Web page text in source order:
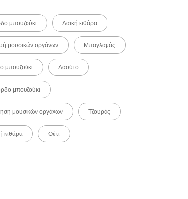
μπουζούκι Λαϊκή κιθάρα
μουσικών οργάνων Μπαγλαμάς
μπουζούκι Λαούτο
μπουζούκι
μουσικών οργάνων Τζουράς
κιθάρα Ούτι